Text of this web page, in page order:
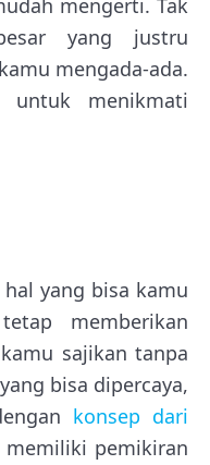
mengerti. Tak
yang justru
mengada-ada.
untuk menikmati
yang bisa kamu
memberikan
sajikan tanpa
bisa dipercaya,
konsep dari
pemikiran